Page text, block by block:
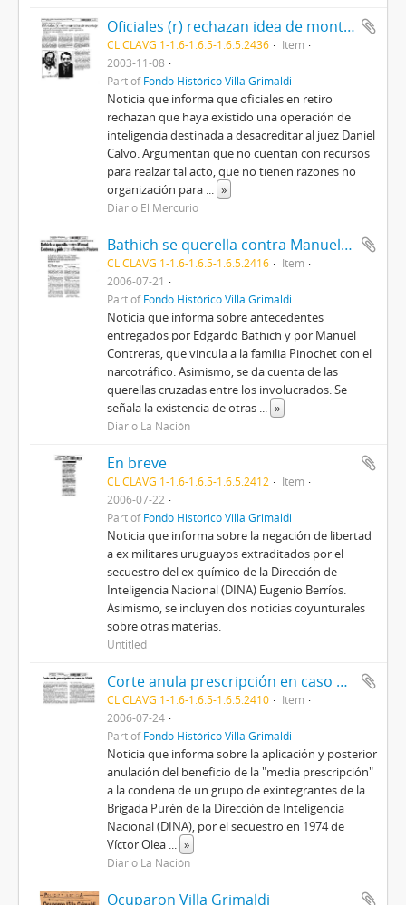
Oficiales (r) rechazan idea de montaje
CL CLAVG 1-1.6-1.6.5-1.6.5.2436
Item
2003-11-08
Part ofFondo Histórico Villa Grimaldi
Noticia que informa que oficiales en retiro
rechazan que haya existido una operación de
inteligencia destinada a desacreditar al juez Daniel
Calvo. Argumentan que no cuentan con recursos
para realzar tal acto, que no tienen razones no
organización para ... »
Diario El Mercurio
Bathich se querella contra Manuel Contreras y pide citar a Fernando Paulsen
CL CLAVG 1-1.6-1.6.5-1.6.5.2416
Item
2006-07-21
Part ofFondo Histórico Villa Grimaldi
Noticia que informa sobre antecedentes
entregados por Edgardo Bathich y por Manuel
Contreras, que vincula a la familia Pinochet con el
narcotráfico. Asimismo, se da cuenta de las
querellas cruzadas entre los involucrados. Se
señala la existencia de otras ... »
Diario La Nación
En breve
CL CLAVG 1-1.6-1.6.5-1.6.5.2412
Item
2006-07-22
Part ofFondo Histórico Villa Grimaldi
Noticia que informa sobre la negación de libertad
a ex militares uruguayos extraditados por el
secuestro del ex químico de la Dirección de
Inteligencia Nacional (DINA) Eugenio Berríos.
Asimismo, se incluyen dos noticias coyunturales
sobre otras materias.
Untitled
Corte anula prescripción en caso de DDHH
CL CLAVG 1-1.6-1.6.5-1.6.5.2410
Item
2006-07-24
Part ofFondo Histórico Villa Grimaldi
Noticia que informa sobre la aplicación y posterior
anulación del beneficio de la "media prescripción"
a la condena de un grupo de exintegrantes de la
Brigada Purén de la Dirección de Inteligencia
Nacional (DINA), por el secuestro en 1974 de
Víctor Olea ... »
Diario La Nación
Ocuparon Villa Grimaldi